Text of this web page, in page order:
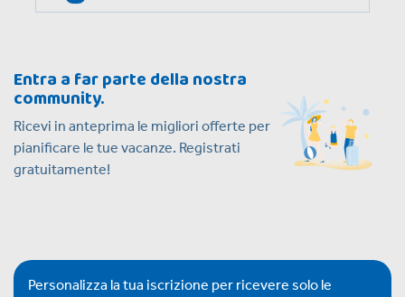
Entra a far parte della nostra
community.
Ricevi in anteprima le migliori offerte per
pianificare le tue vacanze. Registrati
gratuitamente!
Personalizza la tua iscrizione per ricevere solo le